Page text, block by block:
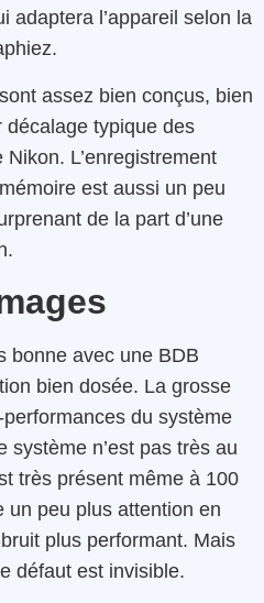
adaptera l’appareil selon la
assez bien conçus, bien
décalage typique des
L’enregistrement
est aussi un peu
de la part d’une
bonne avec une BDB
bien dosée. La grosse
du système
système n’est pas très au
très présent même à 100
un peu plus attention en
plus performant. Mais
défaut est invisible.